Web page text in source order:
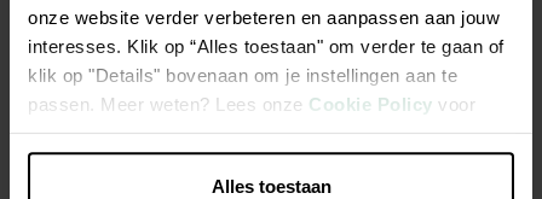
onze website verder verbeteren en aanpassen aan jouw
interesses. Klik op “Alles toestaan" om verder te gaan of
klik op "Details" bovenaan om je instellingen aan te
passen. Meer weten? Lees onze Cookie Policy voor
meer informatie.
Alles toestaan
Granulé équilibré et riche en fibres, avec un coccidiostatique
Aliment de base pour lapins, équilibré et riche en fibres
Matières premières 100% naturelles mais avec un